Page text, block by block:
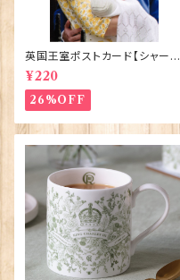
英国王室ポストカード【シャーロ
ット王女2】Pageantry Postca
rd 90183-JEF202
¥220
26%OFF